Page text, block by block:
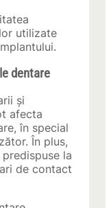
utilizate
dentare
și
afecta
în special
În plus,
la
de contact